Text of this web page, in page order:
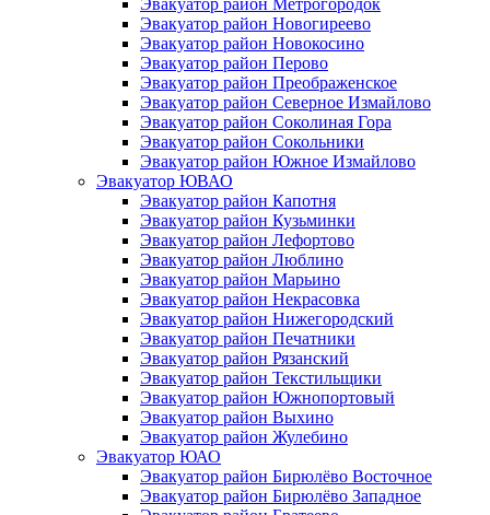
Эвакуатор район Метрогородок
Эвакуатор район Новогиреево
Эвакуатор район Новокосино
Эвакуатор район Перово
Эвакуатор район Преображенское
Эвакуатор район Северное Измайлово
Эвакуатор район Соколиная Гора
Эвакуатор район Сокольники
Эвакуатор район Южное Измайлово
Эвакуатор ЮВАО
Эвакуатор район Капотня
Эвакуатор район Кузьминки
Эвакуатор район Лефортово
Эвакуатор район Люблино
Эвакуатор район Марьино
Эвакуатор район Некрасовка
Эвакуатор район Нижегородский
Эвакуатор район Печатники
Эвакуатор район Рязанский
Эвакуатор район Текстильщики
Эвакуатор район Южнопортовый
Эвакуатор район Выхино
Эвакуатор район Жулебино
Эвакуатор ЮАО
Эвакуатор район Бирюлёво Восточное
Эвакуатор район Бирюлёво Западное